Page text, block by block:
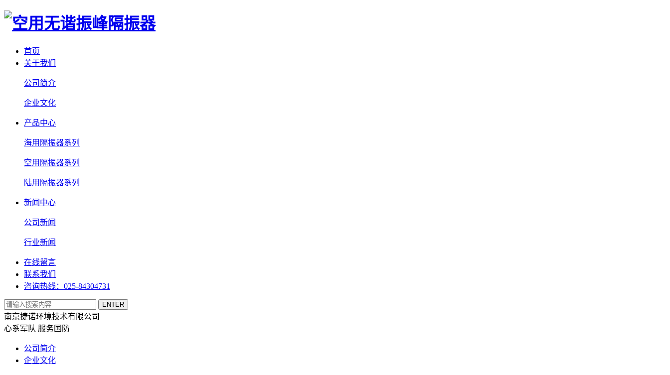
首页
关于我们
公司简介
企业文化
产品中心
海用隔振器系列
空用隔振器系列
陆用隔振器系列
新闻中心
公司新闻
行业新闻
在线留言
联系我们
咨询热线：025-84304731
南京捷诺环境技术有限公司
心系军队 服务国防
公司简介
企业文化